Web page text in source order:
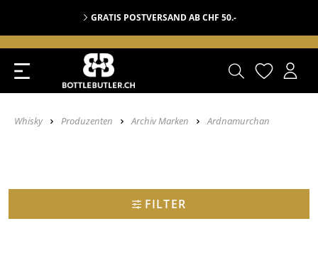
GRATIS POSTVERSAND AB CHF 50.-
Whisky Produzenten Archiv Marken Ardnamurchan
FILTER